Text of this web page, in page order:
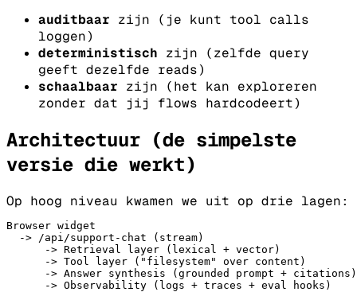
auditbaar zijn (je kunt tool calls
loggen)
deterministisch zijn (zelfde query
geeft dezelfde reads)
schaalbaar zijn (het kan exploreren
zonder dat jij flows hardcodeert)
Architectuur (de simpelste
versie die werkt)
Op hoog niveau kwamen we uit op drie lagen:
Browser widget
-> /api/support - chat ( stream)
-> Retrieval layer ( lexical + vector)
-> Tool layer ( " filesystem" over content )
-> Answer synthesis ( grounded prompt + citations )
-> Observability ( logs + traces + eval hooks )